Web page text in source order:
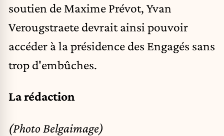
soutien de Maxime Prévot, Yvan
Verougstraete devrait ainsi pouvoir
accéder à la présidence des Engagés sans
trop d'embûches.
La rédaction
(Photo Belgaimage)